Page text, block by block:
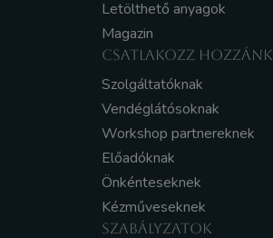
Letölthető anyagok
Magazin
CSATLAKOZZ HOZZÁNK
Szolgáltatóknak
Vendéglátósoknak
Workshop partnereknek
Előadóknak
Önkénteseknek
Kézműveseknek
SZABÁLYZATOK